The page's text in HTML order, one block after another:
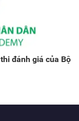
đánh giá của Bộ